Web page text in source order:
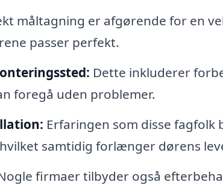
måltagning er afgørende for en
passer perfekt.
Dette inkluderer
foregå uden problemer.
Erfaringen som disse fagfolk
samtidig forlænger dørens
firmaer tilbyder også